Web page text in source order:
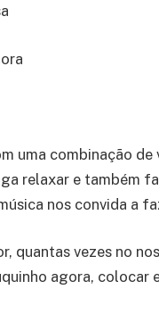
uma combinação
relaxar e também
nos convida a
quantas vezes no
agora, colocar